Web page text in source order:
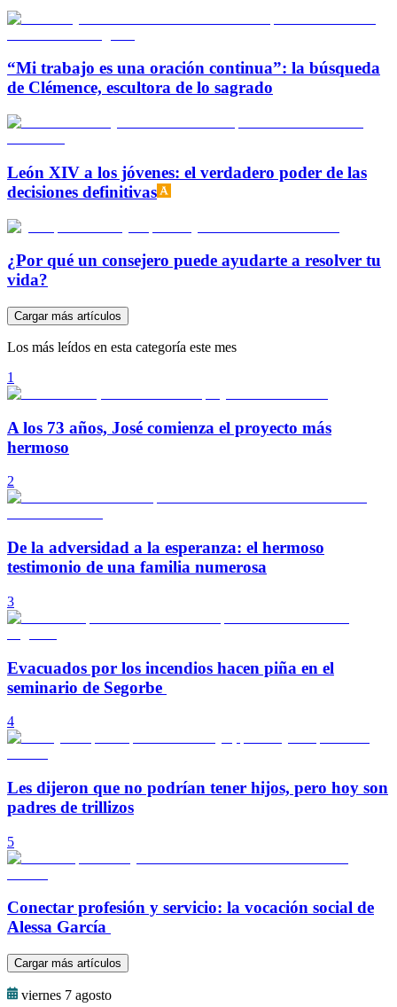
“Mi trabajo es una oración continua”: la búsqueda
de Clémence, escultora de lo sagrado
León XIV a los jóvenes: el verdadero poder de las
decisiones definitivas
¿Por qué un consejero puede ayudarte a resolver tu
vida?
Cargar más artículos
Los más leídos en esta categoría este mes
1
A los 73 años, José comienza el proyecto más
hermoso
2
De la adversidad a la esperanza: el hermoso
testimonio de una familia numerosa
3
Evacuados por los incendios hacen piña en el
seminario de Segorbe
4
Les dijeron que no podrían tener hijos, pero hoy son
padres de trillizos
5
Conectar profesión y servicio: la vocación social de
Alessa García
Cargar más artículos
viernes 7 agosto